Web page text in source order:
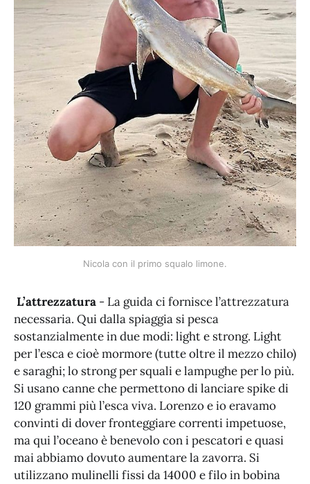
Nicola con il primo squalo limone.
L’attrezzatura - La guida ci fornisce l’attrezzatura
necessaria. Qui dalla spiaggia si pesca
sostanzialmente in due modi: light e strong. Light
per l’esca e cioè mormore (tutte oltre il mezzo chilo)
e saraghi; lo strong per squali e lampughe per lo più.
Si usano canne che permettono di lanciare spike di
120 grammi più l’esca viva. Lorenzo e io eravamo
convinti di dover fronteggiare correnti impetuose,
ma qui l’oceano è benevolo con i pescatori e quasi
mai abbiamo dovuto aumentare la zavorra. Si
utilizzano mulinelli fissi da 14000 e filo in bobina